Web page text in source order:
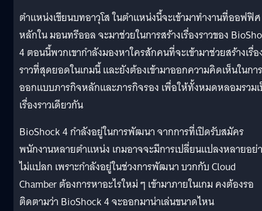
ตำแหน่งเขียนบทอาวุโส ในตำแหน่งนี้จะเข้ามาทำงานที่ออฟฟิศ
หลักใน มอนทรีออล จะมาช่วยในการสร้างเรื่องราวของ
4 ตอนนี้พวกเขากำลังมองหาใครสักคนที่จะเข้ามาช่วยสร้างเรื่อ
ราวที่สุดยอดในเกมนี้ และยังต้องเข้ามาออกความคิดเห็นในการ
ออกแบบภารกิจหลักและภารกิจรอง เพื่อให้ทั้งหมดหลอมรวม
เรื่องราวเดียวกัน
BioShock 4 กำลังอยู่ในการพัฒนา จากการที่เปิดรับสมัคร
พนักงานหลายตำแหน่ง เกมอาจจะมีการเปลี่ยนแปลงหลายอย่
ไม่แปลก เพราะกำลังอยู่ในช่วงการพัฒนา บวกกับ Cloud
Chamber ต้องการหาอะไรใหม่ ๆ เข้ามาภายในเกม คงต้องรอ
ติดตามว่า BioShock 4 จะออกมาน่าเล่นขนาดไหน